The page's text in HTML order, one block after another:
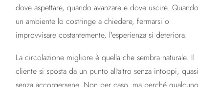
dove aspettare, quando avanzare e dove uscire. Quando
un ambiente lo costringe a chiedere, fermarsi o
improvvisare costantemente, l'esperienza si deteriora.
La circolazione migliore è quella che sembra naturale. Il
cliente si sposta da un punto all'altro senza intoppi, quasi